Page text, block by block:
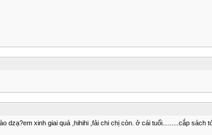
dzạ?em xinh giai quá ,hihihi ,fải chi chị còn. ở cái tuổi.........cắp sách